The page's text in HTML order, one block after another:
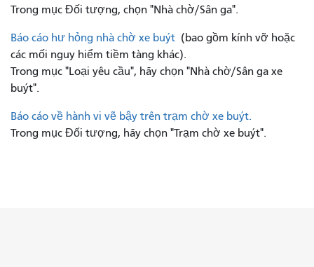
Trong mục Đối tượng, chọn "Nhà chờ/Sân ga".
Báo cáo hư hỏng nhà chờ xe buýt (bao gồm kính vỡ hoặc
các mối nguy hiểm tiềm tàng khác).
Trong mục "Loại yêu cầu", hãy chọn "Nhà chờ/Sân ga xe
buýt".
Báo cáo về hành vi vẽ bậy trên trạm chờ xe buýt.
Trong mục Đối tượng, hãy chọn "Trạm chờ xe buýt".